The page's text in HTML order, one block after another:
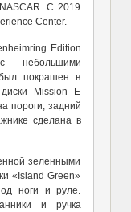
С 2019
Center.
Edition
покрашен в
Mission E
пороги, задний
сделана в
зеленными
«Island Green»
ноги и руле.
и ручка